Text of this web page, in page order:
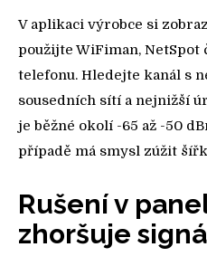
V aplikaci výrobce si
použijte WiFiman, NetSpot
telefonu. Hledejte kanál s
sousedních sítí a nejnižší
je běžné okolí -65 až -50
případě má smysl zúžit
Rušení v
zhoršuje